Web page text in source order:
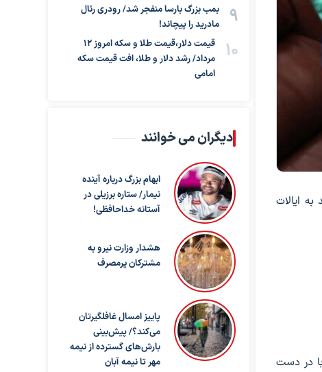
گرینلند به ایالات
در دست
بمب بزرگ بارسا منفجر شد/ رودری رئال
مادرید را پیچاند!
قیمت دلار،قیمت طلا و سکه امروز ۱۲
مرداد/ رشد دلار و طلا، افت قیمت سکه
امامی
دیگران می خوانند
ابهام بزرگ درباره آینده
نیمار/ ستاره برزیلی در
آستانه خداحافظی!
هشدار وزارت نیرو به
مشترکان پرمصرف
پاییز امسال غافلگیرتان
می‌کند؟/ پیش‌بینی
بارش‌های گسترده از نیمه
مهر تا نیمه آبان